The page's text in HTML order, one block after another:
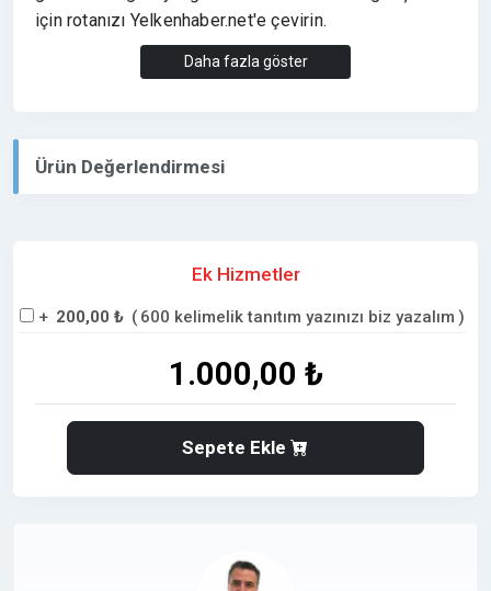
için rotanızı Yelkenhaber.net'e çevirin.
Daha fazla göster
Ürün Değerlendirmesi
Ek Hizmetler
+ 200,00 ₺ ( 600 kelimelik tanıtım yazınızı biz yazalım )
1.000,00 ₺
Sepete Ekle